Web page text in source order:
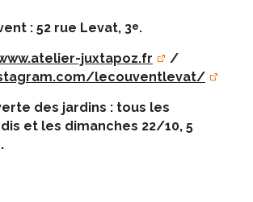
: 52 rue Levat, 3e.
juxtapoz.fr
/
lecouventlevat/
des jardins : tous les
et les dimanches 22/10, 5